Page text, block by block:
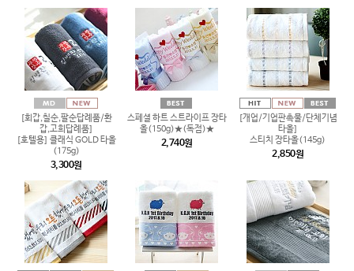
[회갑,칠순,팔순답례품/환
갑,고희답례품]
[호텔용] 클래식 GOLD 타올
(175g)
3,300원
스페셜 하트 스트라이프 장타
올(150g)★(독점)★
2,740원
[개업/기업판촉물/단체기념
타올]
스티치 장타올(145g)
2,850원